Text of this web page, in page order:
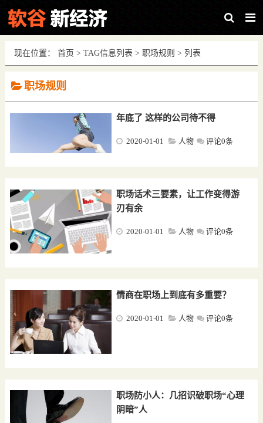
现在位置： 首页 > TAG信息列表 > 职场规则 > 列表
职场规则
年底了 这样的公司待不得
人物
2020-01-01 评论0条
职场话术三要素，让工作变得游
刃有余
人物
2020-01-01 评论0条
情商在职场上到底有多重要？
人物
2020-01-01 评论0条
职场防小人：几招识破职场“心理
阴暗”人